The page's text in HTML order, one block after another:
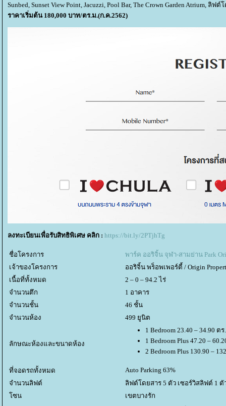
Sunbed, Sunset View Point, Jacuzzi, Pool Bar, The Crown Garden
ราคาเริ่มต้น 180,000 บาท/ตร.ม.(ก.ค.2562)
ลงทะเบียนเพื่อรับสิทธิพิเศษ คลิก : https://bit.ly/2PTjhTg
ชื่อโครงการ
พาร์ค ออริจิ้น จุฬา-สามย่าน Park
เจ้าของโครงการ
ออริจิ้น พร็อพเพอร์ตี้ / Origin
เนื้อที่ทั้งหมด
2 – 0 – 94.2 ไร่
จำนวนตึก
1 อาคาร
จำนวนชั้น
46 ชั้น
จำนวนห้อง
499 ยูนิต
ลักษณะห้องและขนาดห้อง
1 Bedroom 23.40 – 34.90 ต
1 Bedroom Plus 47.20 –
2 Bedroom Plus 130.90 –
ที่จอดรถทั้งหมด
Auto Parking 63%
จำนวนลิฟต์
ลิฟต์โดยสาร 5 ตัว เซอร์วิสลิฟต์ 1 ตั
ซน
เขตบางรัก